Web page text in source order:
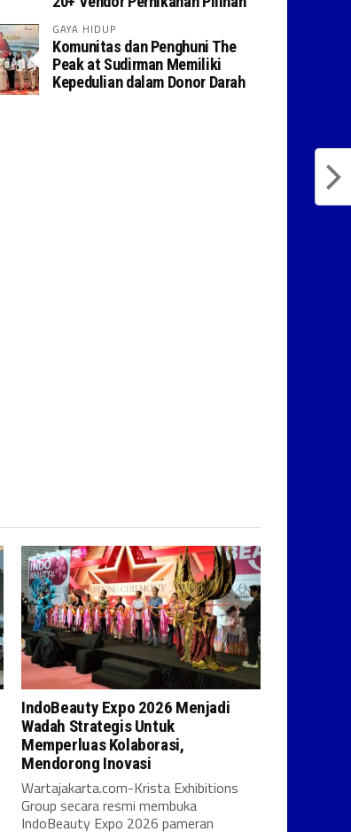
GAYA HIDUP
Komunitas dan Penghuni The
Peak at Sudirman Memiliki
Kepedulian dalam Donor Darah
IndoBeauty Expo 2026 Menjadi
Wadah Strategis Untuk
Memperluas Kolaborasi,
Mendorong Inovasi
Wartajakarta.com-Krista Exhibitions
Group secara resmi membuka
IndoBeauty Expo 2026 pameran